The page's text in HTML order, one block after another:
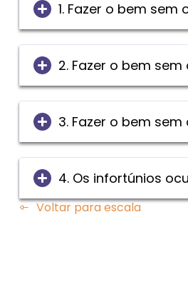
1. Fazer o bem sem
2. Fazer o bem
3. Fazer o bem
4. Os infortúnios
Voltar para escala